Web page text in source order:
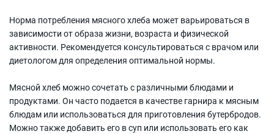
Норма потребления мясного хлеба может варьироваться в
зависимости от образа жизни, возраста и физической
активности. Рекомендуется консультироваться с врачом или
диетологом для определения оптимальной нормы.
Мясной хлеб можно сочетать с различными блюдами и
продуктами. Он часто подается в качестве гарнира к мясным
блюдам или использоваться для приготовления бутербродов.
Можно также добавить его в суп или использовать его как